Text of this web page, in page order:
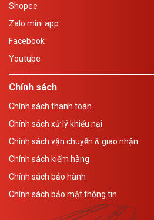
Shopee
Zalo mini app
Facebook
Youtube
Chính sách
Chính sách thanh toán
Chính sách xử lý khiếu nại
Chính sách vận chuyển & giao nhận
Chính sách kiểm hàng
Chính sách bảo hành
Chính sách bảo mật thông tin